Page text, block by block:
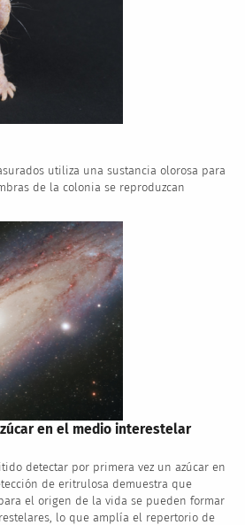
utiliza una sustancia olorosa para
de la colonia se reproduzcan
en el medio interestelar
detectar por primera vez un azúcar en
de eritrulosa demuestra que
el origen de la vida se pueden formar
lo que amplía el repertorio de